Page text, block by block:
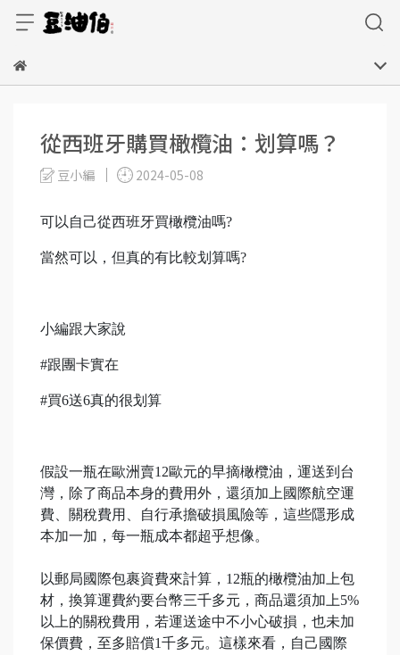
從西班牙購買橄欖油：划算嗎？
豆小編 2024-05-08
可以自己從西班牙買橄欖油嗎?
當然可以，但真的有比較划算嗎?
小編跟大家說
#跟團卡實在
#買6送6真的很划算
假設一瓶在歐洲賣12歐元的早摘橄欖油，運送到台
灣，除了商品本身的費用外，還須加上國際航空運
費、關稅費用、自行承擔破損風險等，這些隱形成
本加一加，每一瓶成本都超乎想像。
以郵局國際包裹資費來計算，12瓶的橄欖油加上包
材，換算運費約要台幣三千多元，商品還須加上5%
以上的關稅費用，若運送途中不小心破損，也未加
保價費，至多賠償1千多元。這樣來看，自己國際